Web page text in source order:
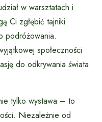
w warsztatach i
Ci zgłębić tajniki
podróżowania.
społeczności
do odkrywania świata
tylko wystawa – to
Niezależnie od